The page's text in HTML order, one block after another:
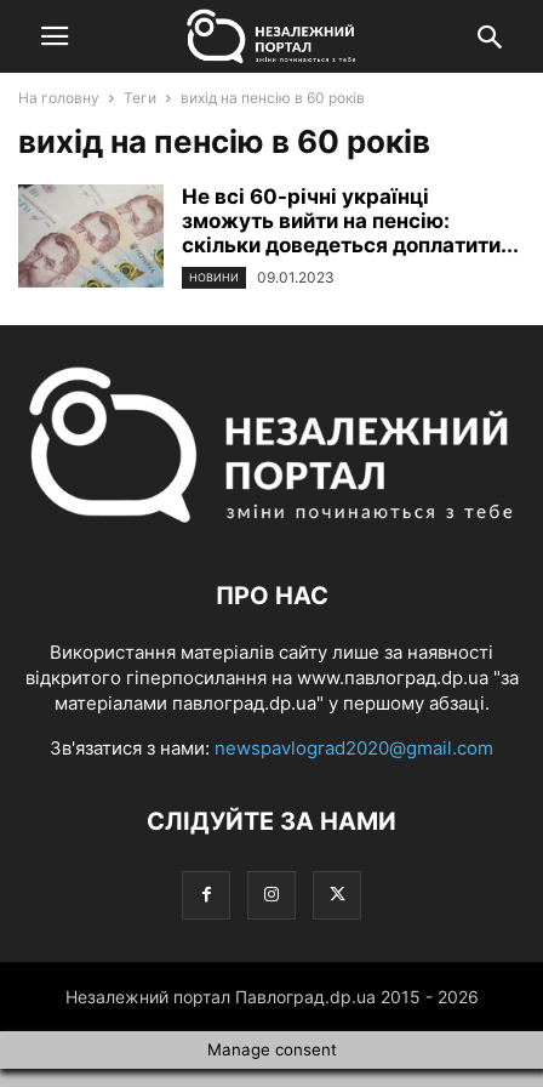
На головну Теги вихід на пенсію в 60 років
вихід на пенсію в 60 років
Не всі 60-річні українці
зможуть вийти на пенсію:
скільки доведеться доплатити...
НОВИНИ 09.01.2023
ПРО НАС
Використання матеріалів сайту лише за наявності
відкритого гіперпосилання на www.павлоград.dp.ua "за
матеріалами павлоград.dp.ua" у першому абзаці.
Зв'язатися з нами: newspavlograd2020@gmail.com
СЛІДУЙТЕ ЗА НАМИ
Незалежний портал Павлоград.dp.ua 2015 - 2026
Manage consent